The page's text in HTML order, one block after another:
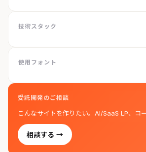
技術スタック
使用フォント
受託開発のご相談
こんなサイトを作りたい。AI/SaaS LP、コ
相談する →